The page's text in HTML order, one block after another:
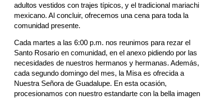
adultos vestidos con trajes típicos, y el tradicional mariachi
mexicano. Al concluir, ofrecemos una cena para toda la
comunidad presente.
Cada martes a las 6:00 p.m. nos reunimos para rezar el
Santo Rosario en comunidad, en el anexo pidiendo por las
necesidades de nuestros hermanos y hermanas. Además,
cada segundo domingo del mes, la Misa es ofrecida a
Nuestra Señora de Guadalupe. En esta ocasión,
procesionamos con nuestro estandarte con la bella imagen